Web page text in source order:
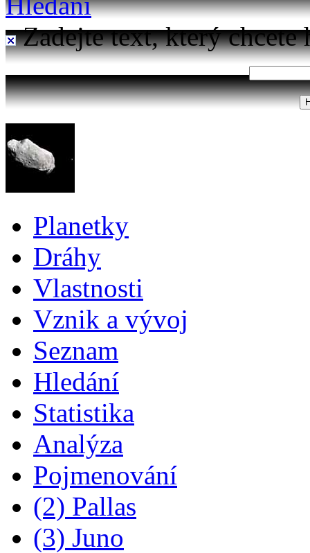
Zadejte text, který chcete
Planetky
Dráhy
Vlastnosti
Vznik a vývoj
Seznam
Hledání
Statistika
Analýza
Pojmenování
(2) Pallas
(3) Juno